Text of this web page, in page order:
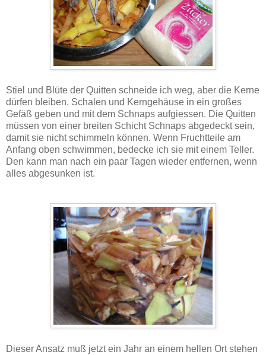
Stiel und Blüte der Quitten schneide ich weg, aber die Kerne
dürfen bleiben. Schalen und Kerngehäuse in ein großes
Gefäß geben und mit dem Schnaps aufgiessen. Die Quitten
müssen von einer breiten Schicht Schnaps abgedeckt sein,
damit sie nicht schimmeln können. Wenn Fruchtteile am
Anfang oben schwimmen, bedecke ich sie mit einem Teller.
Den kann man nach ein paar Tagen wieder entfernen, wenn
alles abgesunken ist.
Dieser Ansatz muß jetzt ein Jahr an einem hellen Ort stehen